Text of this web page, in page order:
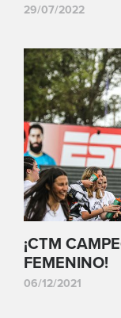
29/07/2022
¡CTM
FEMENINO!
06/12/2021